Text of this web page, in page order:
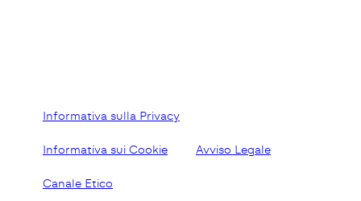
Informativa sulla Privacy
Informativa sui Cookie Avviso Legale
Canale Etico